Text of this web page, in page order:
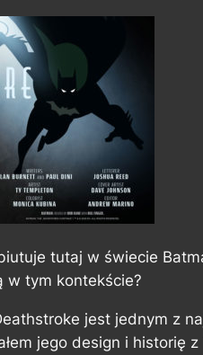
tutaj w świecie
w tym kontekście?
jest jednym z
jego design i historię